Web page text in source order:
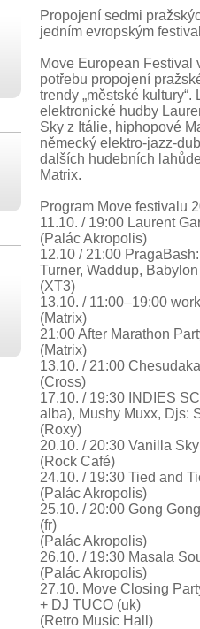
Propojení sedmi
jedním evropským
Move European Festival
potřebu propojení
trendy „městské
elektronické hudby
Sky z Itálie, hiphopové
německý elektro-jazz-
dalších hudebních
Matrix.
Program Move festivalu
11.10. / 19:00 Laurent
(Palác Akropolis)
12.10 / 21:00
Turner, Waddup,
(XT3)
13.10. / 11:00–19:00
(Matrix)
21:00 After Marathon
(Matrix)
13.10. / 21:00
(Cross)
17.10. / 19:30 INDIES
alba), Mushy Muxx, Djs:
(Roxy)
20.10. / 20:30 Vanilla
(Rock Café)
24.10. / 19:30 Tied and
(Palác Akropolis)
25.10. / 20:00 Gong
(fr)
(Palác Akropolis)
26.10. / 19:30 Masala
(Palác Akropolis)
27.10. Move Closing
+ DJ TUCO (uk)
(Retro Music Hall)